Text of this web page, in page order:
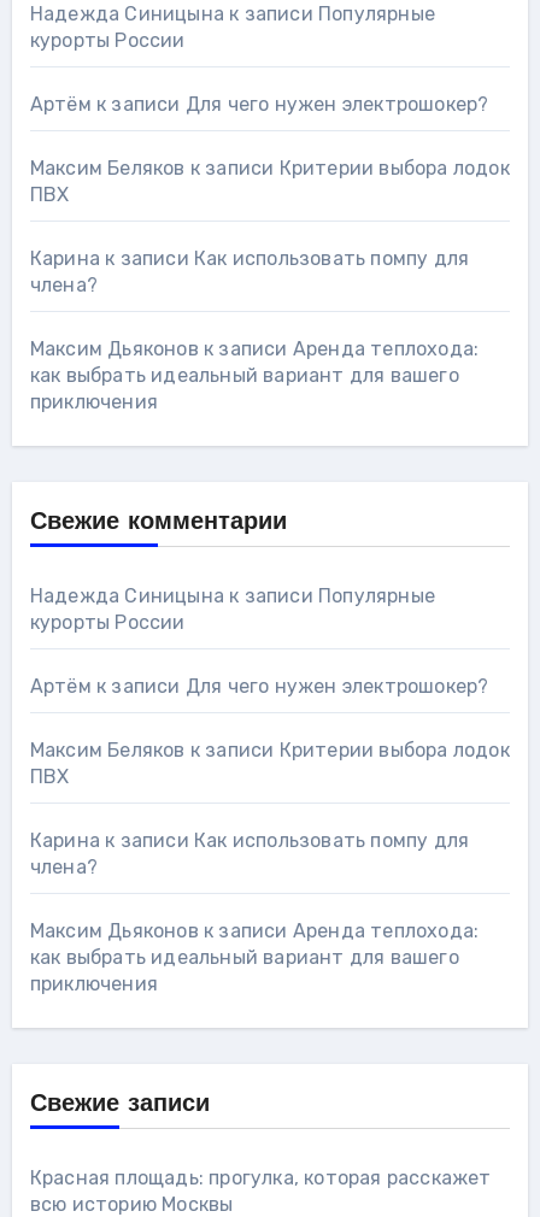
Надежда Синицына к записи Популярные
курорты России
Артём к записи Для чего нужен электрошокер?
Максим Беляков к записи Критерии выбора лодок
ПВХ
Карина к записи Как использовать помпу для
члена?
Максим Дьяконов к записи Аренда теплохода:
как выбрать идеальный вариант для вашего
приключения
Свежие комментарии
Надежда Синицына к записи Популярные
курорты России
Артём к записи Для чего нужен электрошокер?
Максим Беляков к записи Критерии выбора лодок
ПВХ
Карина к записи Как использовать помпу для
члена?
Максим Дьяконов к записи Аренда теплохода:
как выбрать идеальный вариант для вашего
приключения
Свежие записи
Красная площадь: прогулка, которая расскажет
всю историю Москвы